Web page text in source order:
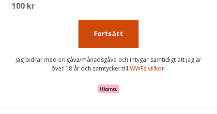
100 kr
Fortsätt
Jag bidrar med en gåva/månadsgåva och intygar samtidigt att jag är
över 18 år och samtycker till WWFs villkor.